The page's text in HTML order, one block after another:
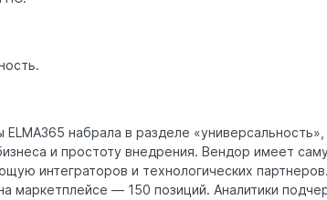
набрала в разделе
и простоту внедрения. Вендор имеет
интеграторов и технологических
маркетплейсе — 150 позиций. Аналитики